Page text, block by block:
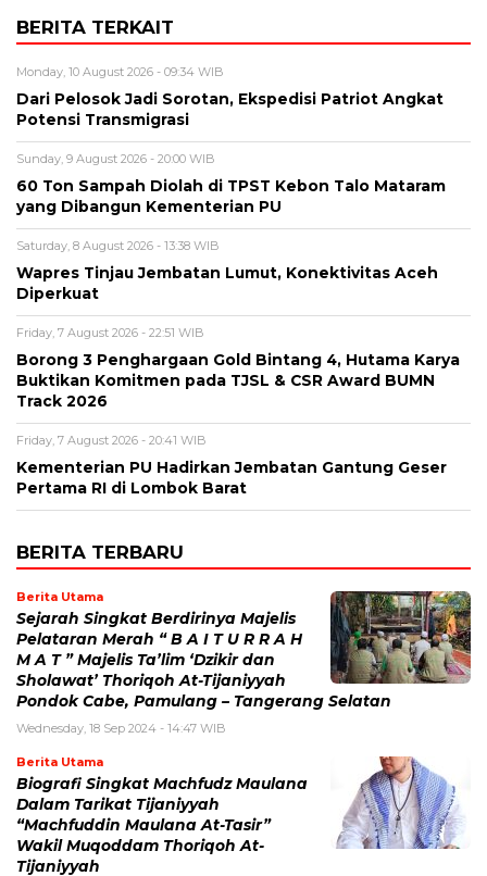
BERITA TERKAIT
Monday, 10 August 2026 - 09:34 WIB
Dari Pelosok Jadi Sorotan, Ekspedisi Patriot Angkat
Potensi Transmigrasi
Sunday, 9 August 2026 - 20:00 WIB
60 Ton Sampah Diolah di TPST Kebon Talo Mataram
yang Dibangun Kementerian PU
Saturday, 8 August 2026 - 13:38 WIB
Wapres Tinjau Jembatan Lumut, Konektivitas Aceh
Diperkuat
Friday, 7 August 2026 - 22:51 WIB
Borong 3 Penghargaan Gold Bintang 4, Hutama Karya
Buktikan Komitmen pada TJSL & CSR Award BUMN
Track 2026
Friday, 7 August 2026 - 20:41 WIB
Kementerian PU Hadirkan Jembatan Gantung Geser
Pertama RI di Lombok Barat
BERITA TERBARU
Berita Utama
Sejarah Singkat Berdirinya Majelis
Pelataran Merah “ B A I T U R R A H
M A T ” Majelis Ta’lim ‘Dzikir dan
Sholawat’ Thoriqoh At-Tijaniyyah
Pondok Cabe, Pamulang – Tangerang Selatan
Wednesday, 18 Sep 2024 - 14:47 WIB
Berita Utama
Biografi Singkat Machfudz Maulana
Dalam Tarikat Tijaniyyah
“Machfuddin Maulana At-Tasir”
Wakil Muqoddam Thoriqoh At-
Tijaniyyah